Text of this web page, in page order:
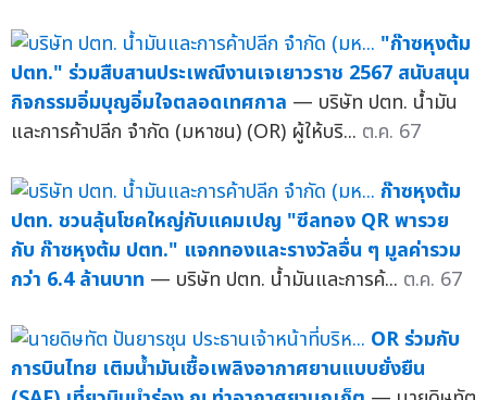
"ก๊าซหุงต้ม
ปตท." ร่วมสืบสานประเพณีงานเจเยาวราช 2567 สนับสนุน
กิจกรรมอิ่มบุญอิ่มใจตลอดเทศกาล — บริษัท ปตท. น้ำมัน
และการค้าปลีก จำกัด (มหาชน) (OR) ผู้ให้บริ... ต.ค. 67
ก๊าซหุงต้ม
ปตท. ชวนลุ้นโชคใหญ่กับแคมเปญ "ซีลทอง QR พารวย
กับ ก๊าซหุงต้ม ปตท." แจกทองและรางวัลอื่น ๆ มูลค่ารวม
กว่า 6.4 ล้านบาท — บริษัท ปตท. น้ำมันและการค้... ต.ค. 67
OR ร่วมกับ
การบินไทย เติมน้ำมันเชื้อเพลิงอากาศยานแบบยั่งยืน